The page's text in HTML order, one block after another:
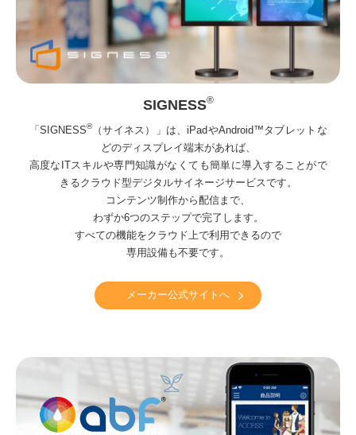
SIGNESS®
「SIGNESS®（サイネス）」は、iPadやAndroid™タブレットな
どのディスプレイ端末があれば、
高度なITスキルや専門知識がなくても簡単に導入することがで
きるクラウド型デジタルサイネージサービスです。
コンテンツ制作から配信まで、
わずか6つのステップで完了します。
すべての機能をクラウド上で利用できるので
専用設備も不要です。
メーカー公式サイトへ